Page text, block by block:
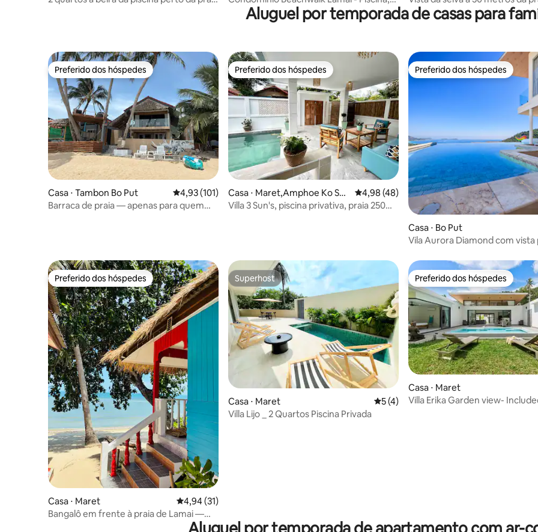
Academia e Localização Privilegiada
Chaweng
Aluguel por temporada de casas para
Preferido dos hóspedes
Preferido dos hóspedes
Casa ⋅ Tambon Bo Put 4,93 de uma avaliação média de 5, 101 avaliações
4,93 (101)
Barraca de praia — apenas para quem
Preferido dos hóspedes
Preferido dos hóspedes
Casa ⋅ Maret,Amphoe Ko Sa
mui
4,98 de uma avaliação média de 5, 48
4,98 (48)
Villa 3 Sun's, piscina privativa, praia 250m,
Preferido dos hóspedes
Preferido dos hóspedes
Casa ⋅ Bo Put
Vila Aurora Diamond com vista
Preferido dos hóspedes
Preferido dos hóspedes
Casa ⋅ Maret 4,94 de uma avaliação média de 5, 31 avaliações
4,94 (31)
Bangalô em frente à praia de Lamai —
Superhost
Superhost
Casa ⋅ Maret 5 de uma avaliação média de 5, 4
5 (4)
Villa Lijo _ 2 Quartos Piscina Privada
Preferido dos hóspedes
Preferido dos hóspedes
Casa ⋅ Maret
Villa Erika Garden view-